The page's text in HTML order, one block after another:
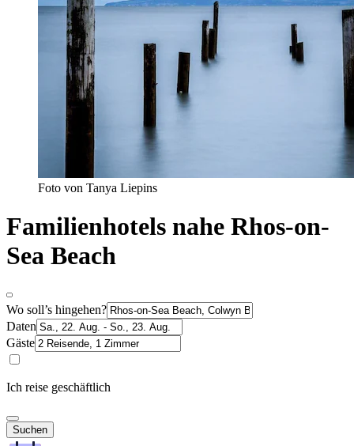
Foto von Tanya Liepins
Familienhotels nahe Rhos-on-
Sea Beach
Wo soll’s hingehen?
Daten
Gäste
Ich reise geschäftlich
Suchen